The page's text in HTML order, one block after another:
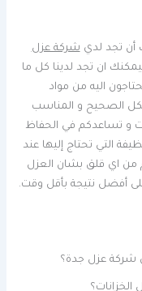
أن تجد لديشركة عزل
ان تجد لدينا كل ما
اليه من مواد
الصحيح و المناسب
و تساعدكم في الحفاظ
التي تحتاج إليها عند
من اي قلق بشان العزل
أفضل نتيجة بأقل وقت.
شركة عزل جدة؟